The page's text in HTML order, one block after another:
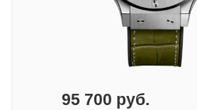
95 700 руб.